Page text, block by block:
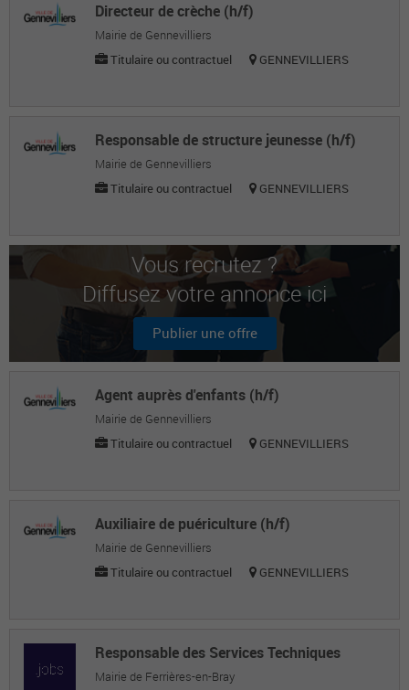
Jeanlouis M.
Paysagiste
Masod A.
Paysagiste
Paysagiste
Nicolas S.
Paysagiste
Alexis R.
Paysagiste
Directeur de crèche (h/f)
Mairie de Gennevilliers
Titulaire ou contractuel
GENNEVILLIERS
Responsable de structure jeunesse (h/f)
Mairie de Gennevilliers
Titulaire ou contractuel
GENNEVILLIERS
Vous recrutez ?
Diffusez votre annonce ici
Publier une offre
Agent auprès d'enfants (h/f)
Mairie de Gennevilliers
Titulaire ou contractuel
GENNEVILLIERS
Auxiliaire de puériculture (h/f)
Mairie de Gennevilliers
Titulaire ou contractuel
GENNEVILLIERS
Responsable des Services Techniques
Mairie de Ferrières-en-Bray